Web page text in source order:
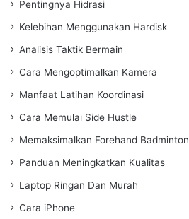
Pentingnya Hidrasi
Kelebihan Menggunakan Hardisk
Analisis Taktik Bermain
Cara Mengoptimalkan Kamera
Manfaat Latihan Koordinasi
Cara Memulai Side Hustle
Memaksimalkan Forehand Badminton
Panduan Meningkatkan Kualitas
Laptop Ringan Dan Murah
Cara iPhone